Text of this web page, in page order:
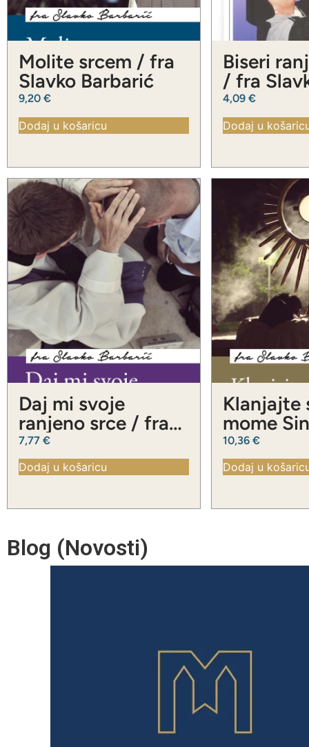
Molite srcem / fra
Slavko Barbarić
9,20 €
Dodaj u košaricu
Biseri
/ fra
Barbarić
4,09 €
Dodaj u
Daj mi svoje
ranjeno srce / fra
Slavko Barbarić
7,77 €
Dodaj u košaricu
Klanjajte
mome
Slavko
10,36 €
Dodaj u
Blog (Novosti)